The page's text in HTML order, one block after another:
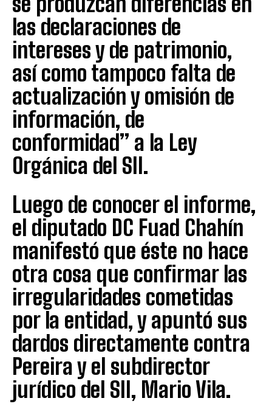
las declaraciones de
intereses y de patrimonio,
así como tampoco falta de
actualización y omisión de
información, de
conformidad” a la Ley
Orgánica del SII.
Luego de conocer el informe,
el diputado DC Fuad Chahín
manifestó que éste no hace
otra cosa que confirmar las
irregularidades cometidas
por la entidad, y apuntó sus
dardos directamente contra
Pereira y el subdirector
jurídico del SII, Mario Vila.